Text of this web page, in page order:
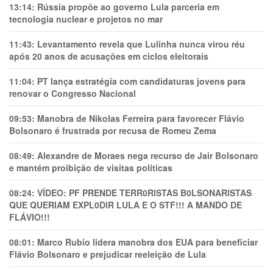
13:14: Rússia propõe ao governo Lula parceria em
tecnologia nuclear e projetos no mar
11:43: Levantamento revela que Lulinha nunca virou réu
após 20 anos de acusações em ciclos eleitorais
11:04: PT lança estratégia com candidaturas jovens para
renovar o Congresso Nacional
09:53: Manobra de Nikolas Ferreira para favorecer Flávio
Bolsonaro é frustrada por recusa de Romeu Zema
08:49: Alexandre de Moraes nega recurso de Jair Bolsonaro
e mantém proibição de visitas políticas
08:24: VÍDEO: PF PRENDE TERR0RlSTAS B0LSONARlSTAS
QUE QUERIAM EXPL0DlR LULA E O STF!!! A MANDO DE
FLÁVIO!!!
08:01: Marco Rubio lidera manobra dos EUA para beneficiar
Flávio Bolsonaro e prejudicar reeleição de Lula